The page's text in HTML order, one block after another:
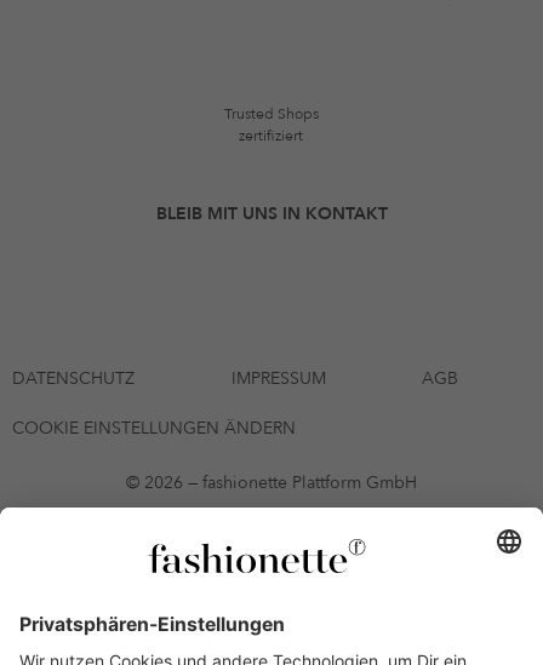
Trusted Shops
zertifiziert
BLEIB MIT UNS IN KONTAKT
DATENSCHUTZ IMPRESSUM AGB
COOKIE EINSTELLUNGEN ÄNDERN
© 2026 — fashionette Plattform GmbH
*Gutschein bis zum 12.08.2026 mehrmals auf alle Artikel der Seite
fashionette.at/selected-styles anwendbar. Es gelten die in den AGB
Einzelne Marken und Artikel können ausgeschlossen sein. Bonität
vorausgesetzt, alle Preise inkl. MwSt. und ohne Versandkosten. Bei